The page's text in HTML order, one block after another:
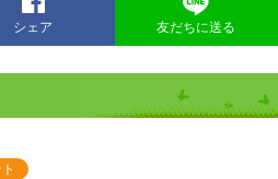
シェア 友だちに送る